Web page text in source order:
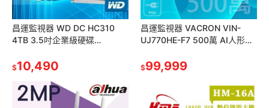
昌運監視器 WD DC HC310
4TB 3.5吋企業級硬碟
$10,490
昌運監視器 VACRON VIN-
UJ770HE-F7 500萬 AI人形偵
洽詢
$99,999